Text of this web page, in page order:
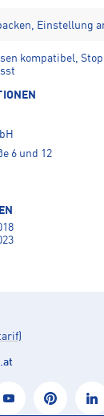
Einstellung
kompatibel,
6 und 12